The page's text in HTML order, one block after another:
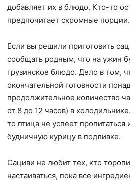
добавляет их в блюдо. Кто-то
предпочитает скромные порции.
Если вы решили приготовить
сообщать родным, что на ужин
грузинское блюдо. Дело в том,
окончательной готовности
продолжительное количество
от 8 до 12 часов) в
то птица не успеет
будничную курицу в подливке.
Сациви не любит тех, кто
настаиваться, пока все